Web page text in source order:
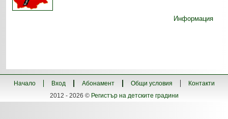
Информация
Начало Вход Абонамент Общи условия
Контакти
2012 - 2026 © Регистър на детските градини